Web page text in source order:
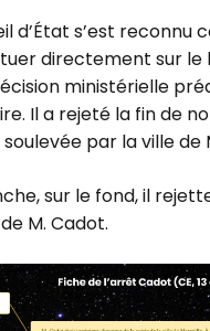
d’État s’est reconnu
directement sur le
ministérielle
Il a rejeté la fin de
par la ville de
sur le fond, il
M. Cadot.